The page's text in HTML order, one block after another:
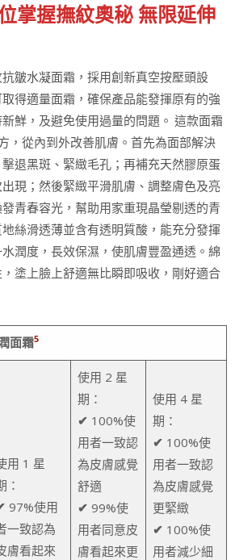
掌握撫紋奧秘 無限延伸
皺水凝面霜，採用創新真空按壓頭設
得適量面霜，確保產品能發揮原有的強
鮮，及避免使用過量的問題。 這款面霜
，從內到外改善肌膚。首先為面部解決
退黑斑、緊緻毛孔；再補充天然膠原蛋
現；然後緊緻平滑肌膚、調整膚色及亮
青春容光，幫助用家重現晶瑩剔透的青
絲滑透薄並含有透明質酸，能充分發揮
潤度，長效保濕，使肌膚豐盈通透。綿
塗上臉上舒適無比瞬即吸收，剛好適合
面霜5
用 1 星
：
97%使用
一致認為
膚看起來
使用 2 星
期：
✔ 100%使
用者一致認
為皮膚感覺
舒適
✔ 99%使
用者同意皮
膚看起來更
使用 4 星
期：
✔ 100%使
用者一致認
為皮膚感覺
更緊緻
✔ 100%使
用者減少細